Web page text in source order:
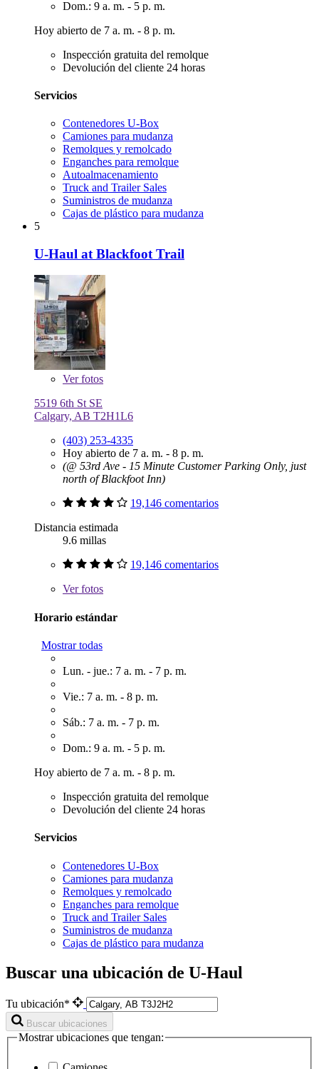
Dom.: 9 a. m. - 5 p. m.
Hoy abierto de 7 a. m. - 8 p. m.
Inspección gratuita del remolque
Devolución del cliente 24 horas
Servicios
Contenedores U-Box
Camiones para mudanza
Remolques y remolcado
Enganches para remolque
Autoalmacenamiento
Truck and Trailer Sales
Suministros de mudanza
Cajas de plástico para mudanza
5
U-Haul at Blackfoot Trail
Verfotos
5519 6th St SE
Calgary, AB T2H1L6
(403) 253-4335
Hoy abierto de 7 a. m. - 8 p. m.
(@ 53rd Ave - 15 Minute Customer Parking Only, just
north of Blackfoot Inn)
19,146 comentarios
Distancia estimada
9.6 millas
19,146 comentarios
Verfotos
Horario estándar
Mostrar todas
Lun. - jue.: 7 a. m. - 7 p. m.
Vie.: 7 a. m. - 8 p. m.
Sáb.: 7 a. m. - 7 p. m.
Dom.: 9 a. m. - 5 p. m.
Hoy abierto de 7 a. m. - 8 p. m.
Inspección gratuita del remolque
Devolución del cliente 24 horas
Servicios
Contenedores U-Box
Camiones para mudanza
Remolques y remolcado
Enganches para remolque
Truck and Trailer Sales
Suministros de mudanza
Cajas de plástico para mudanza
Buscar una ubicación de U-Haul
Tu ubicación*
Buscar ubicaciones
Mostrar ubicaciones que tengan: